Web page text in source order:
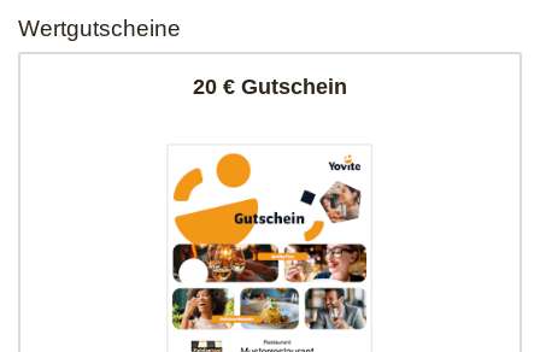
Wertgutscheine
20 € Gutschein